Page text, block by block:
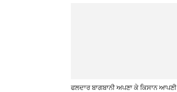
ਫਲਦਾਰ ਬਾਗਬਾਨੀ ਅਪਣਾ ਕੇ ਕਿਸਾਨ ਆਪਣੀ